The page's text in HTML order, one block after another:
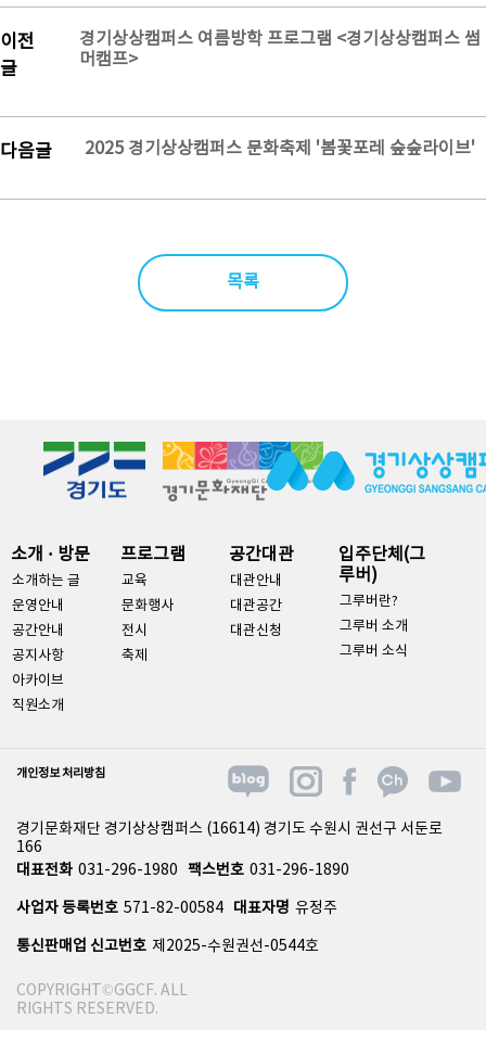
이전
글
경기상상캠퍼스 여름방학 프로그램 <경기상상캠퍼스 썸
머캠프>
다음글 2025 경기상상캠퍼스 문화축제 '봄꽃포레 숲숲라이브'
목록
소개 · 방문
소개하는 글
운영안내
공간안내
공지사항
아카이브
직원소개
프로그램
교육
문화행사
전시
축제
공간대관
대관안내
대관공간
대관신청
입주단체(그
루버)
그루버란?
그루버 소개
그루버 소식
개인정보 처리방침
경기문화재단 경기상상캠퍼스 (16614) 경기도 수원시 권선구 서둔로
166
대표전화 031-296-1980 팩스번호 031-296-1890
사업자 등록번호 571-82-00584 대표자명 유정주
통신판매업 신고번호 제2025-수원권선-0544호
COPYRIGHT©GGCF. ALL
RIGHTS RESERVED.